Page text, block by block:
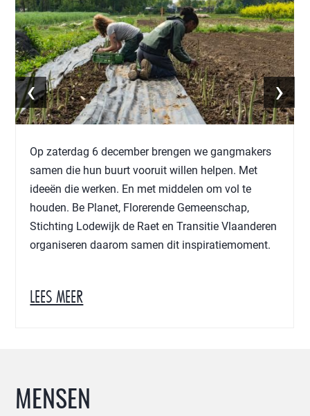
Op zaterdag 6 december brengen we gangmakers
samen die hun buurt vooruit willen helpen. Met
ideeën die werken. En met middelen om vol te
houden. Be Planet, Florerende Gemeenschap,
Stichting Lodewijk de Raet en Transitie Vlaanderen
organiseren daarom samen dit inspiratiemoment.
LEES MEER
‹ ›
MENSEN